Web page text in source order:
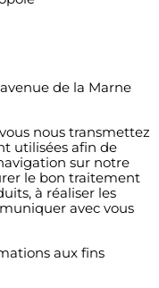
de la Marne
nous transmettez
utilisées afin de
sur notre
le bon traitement
à réaliser les
avec vous
aux fins